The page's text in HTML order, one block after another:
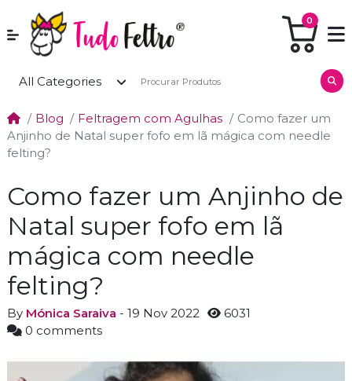
0
All Categories
Blog Feltragem com Agulhas
Como fazer um
Anjinho de Natal super fofo em lã mágica com needle
felting?
Como fazer um Anjinho de
Natal super fofo em lã
mágica com needle
felting?
By Mónica Saraiva - 19 Nov 2022
6031
0 comments